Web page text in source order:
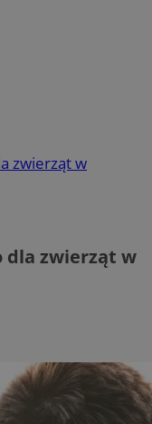
zwierząt w
dla zwierząt w